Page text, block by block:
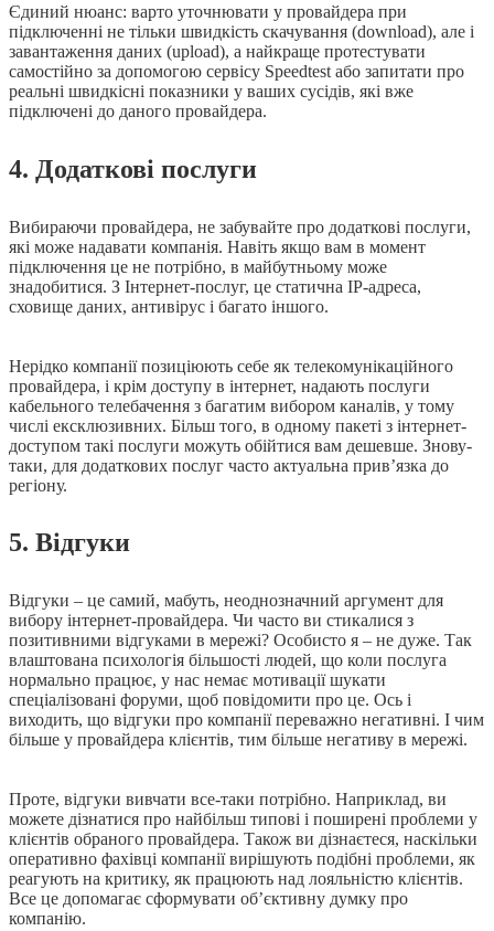
Єдиний нюанс: варто уточнювати у провайдера при
підключенні не тільки швидкість скачування (download), але і
завантаження даних (upload), а найкраще протестувати
самостійно за допомогою сервісу Speedtest або запитати про
реальні швидкісні показники у ваших сусідів, які вже
підключені до даного провайдера.
4. Додаткові послуги
Вибираючи провайдера, не забувайте про додаткові послуги,
які може надавати компанія. Навіть якщо вам в момент
підключення це не потрібно, в майбутньому може
знадобитися. З Інтернет-послуг, це статична IP-адреса,
сховище даних, антивірус і багато іншого.
Нерідко компанії позиціюють себе як телекомунікаційного
провайдера, і крім доступу в інтернет, надають послуги
кабельного телебачення з багатим вибором каналів, у тому
числі ексклюзивних. Більш того, в одному пакеті з інтернет-
доступом такі послуги можуть обійтися вам дешевше. Знову-
таки, для додаткових послуг часто актуальна прив’язка до
регіону.
5. Відгуки
Відгуки – це самий, мабуть, неоднозначний аргумент для
вибору інтернет-провайдера. Чи часто ви стикалися з
позитивними відгуками в мережі? Особисто я – не дуже. Так
влаштована психологія більшості людей, що коли послуга
нормально працює, у нас немає мотивації шукати
спеціалізовані форуми, щоб повідомити про це. Ось і
виходить, що відгуки про компанії переважно негативні. І чим
більше у провайдера клієнтів, тим більше негативу в мережі.
Проте, відгуки вивчати все-таки потрібно. Наприклад, ви
можете дізнатися про найбільш типові і поширені проблеми у
клієнтів обраного провайдера. Також ви дізнаєтеся, наскільки
оперативно фахівці компанії вирішують подібні проблеми, як
реагують на критику, як працюють над лояльністю клієнтів.
Все це допомагає сформувати об’єктивну думку про
компанію.